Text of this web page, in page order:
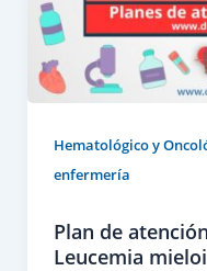
Hematológico y
enfermería
Plan de
Leucemia